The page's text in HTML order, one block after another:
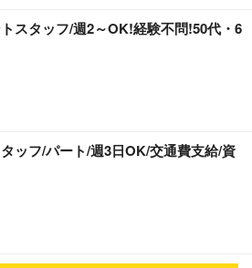
スタッフ/週2～OK!経験不問!50代・6
ッフ/パート/週3日OK/交通費支給/資